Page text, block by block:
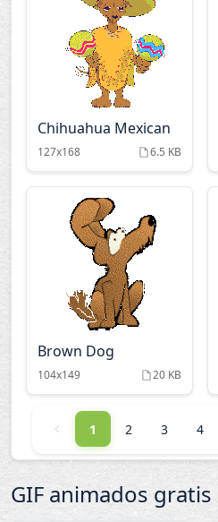
Chihuahua Mexican
127x168 6.5 KB
Brown Dog
104x149 20 KB
1 2 3 4
GIF animados gratis